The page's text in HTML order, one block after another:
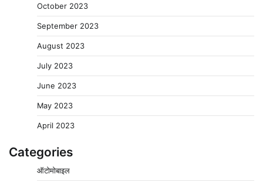
October 2023
September 2023
August 2023
July 2023
June 2023
May 2023
April 2023
Categories
ऑटोमोबाइल